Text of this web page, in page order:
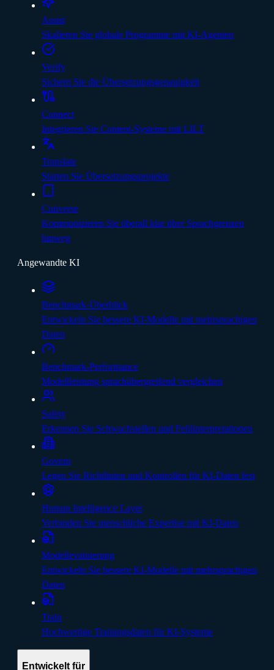
Assist
Skalieren Sie globale Programme mit KI-Agenten
Verify
Sichern Sie die Übersetzungsgenauigkeit
Connect
Integrieren Sie Content-Systeme mit LILT
Translate
Starten Sie Übersetzungsprojekte
Converse
Kommunizieren Sie überall klar über Sprachgrenzen
hinweg
Angewandte KI
Benchmark-Überblick
Entwickeln Sie bessere KI-Modelle mit mehrsprachigen
Daten
Benchmark-Performance
Modellleistung sprachübergreifend vergleichen
Safety
Erkennen Sie Schwachstellen und Fehlinterpretationen
Govern
Legen Sie Richtlinien und Kontrollen für KI-Daten fest
Human Intelligence Layer
Verbinden Sie menschliche Expertise mit KI-Daten
Modellevaluierung
Entwickeln Sie bessere KI-Modelle mit mehrsprachigen
Daten
Train
Hochwertige Trainingsdaten für KI-Systeme
Entwickelt für